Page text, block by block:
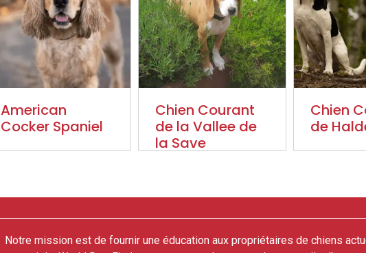
American
Cocker Spaniel
Chien Courant
de la Vallee de
la Save
Chien
de
Notre mission est de fournir une éducation aux propriétaires de chiens